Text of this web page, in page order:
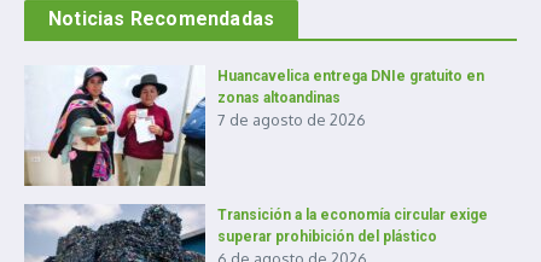
Noticias Recomendadas
Huancavelica entrega DNIe gratuito en
zonas altoandinas
7 de agosto de 2026
Transición a la economía circular exige
superar prohibición del plástico